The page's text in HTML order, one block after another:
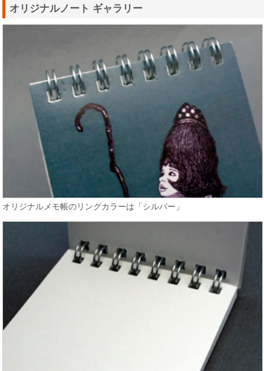
オリジナルノート ギャラリー
オリジナルメモ帳のリングカラーは「シルバー」